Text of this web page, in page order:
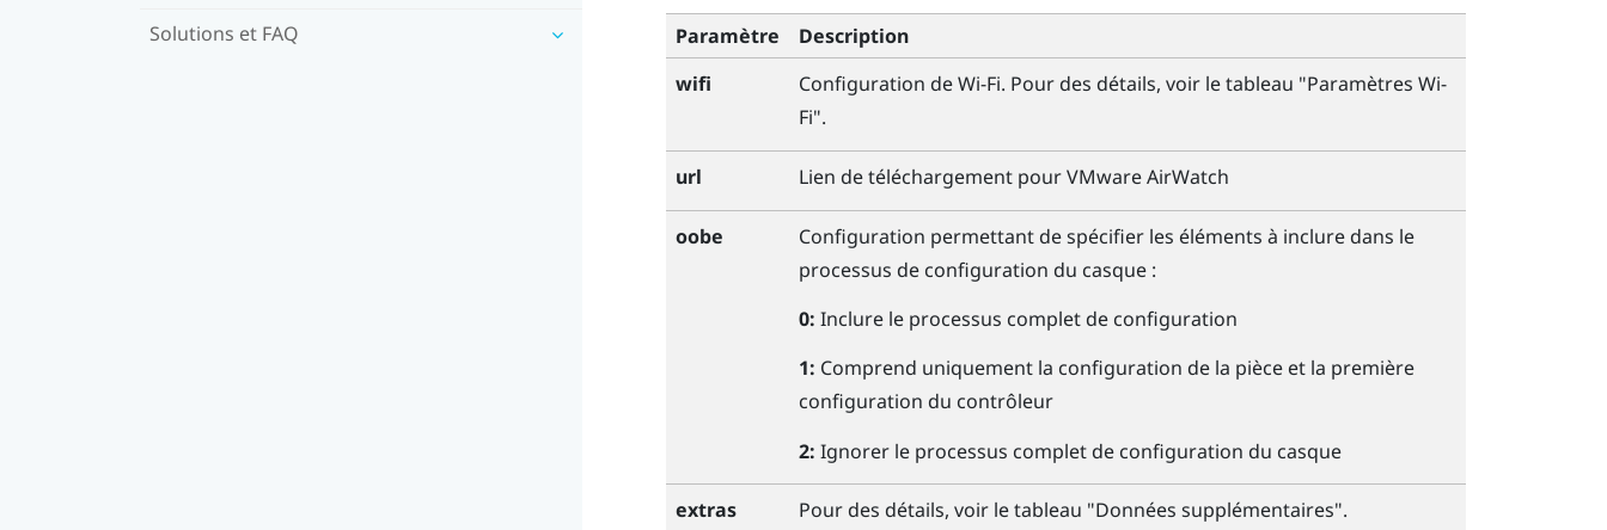
Solutions et FAQ
Paramètre
Description
wifi
Configuration deWi-Fi. Pour des détails, voir le tableau "‍ParamètresWi-
Fi"‍.
url Lien de téléchargement pourVMware AirWatch
oobe
Configuration permettant de spécifier les éléments à inclure dans le
processus de configuration du casque :
0: Inclure le processus complet de configuration
1: Comprend uniquement la configuration de la pièce et la première
configuration du contrôleur
2: Ignorer le processus complet de configuration du casque
extras Pour des détails, voir le tableau "‍Données supplémentaires"‍.